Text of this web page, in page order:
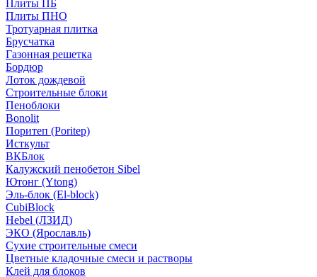
Плиты ПБ
Плиты ПНО
Тротуарная плитка
Брусчатка
Газонная решетка
Бордюр
Лоток дождевой
Строительные блоки
Пеноблоки
Bonolit
Поритеп (Poritep)
Исткульт
ВКБлок
Калужский пенобетон Sibel
Ютонг (Ytong)
Эль-блок (El-block)
CubiBlock
Hebel (ЛЗИД)
ЭКО (Ярославль)
Сухие строительные смеси
Цветные кладочные смеси и растворы
Клей для блоков